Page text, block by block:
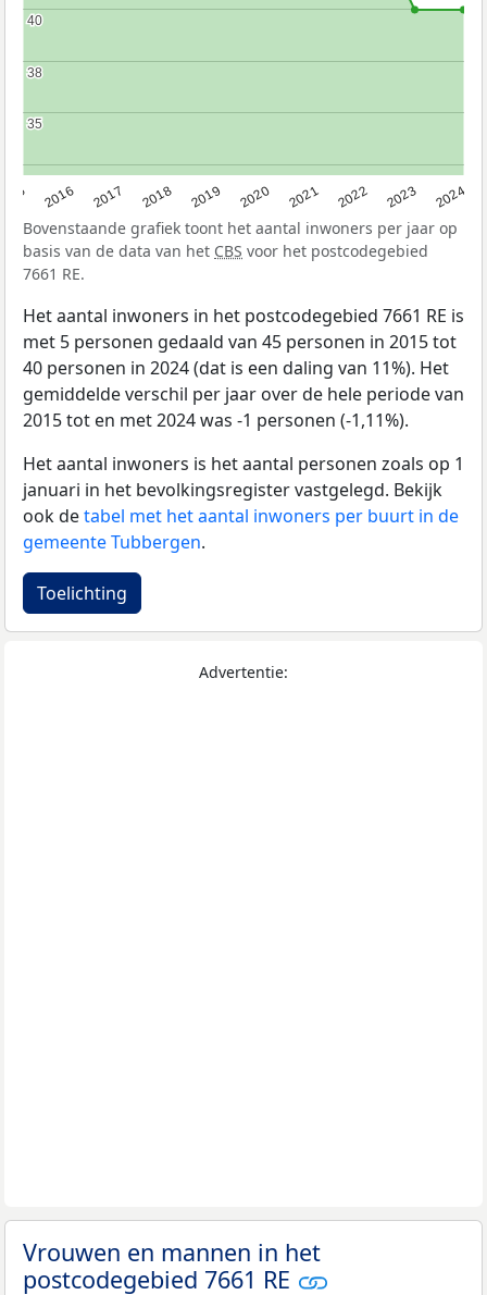
2016 2017 2018 2019 2020 2021 2022 2023 2024
35
35
38
38
40
40
Bovenstaande grafiek toont het aantal inwoners per jaar op
basis van de data van het CBS voor het postcodegebied
7661 RE.
Het aantal inwoners in het postcodegebied 7661 RE is
met 5 personen gedaald van 45 personen in 2015 tot
40 personen in 2024 (dat is een daling van 11%). Het
gemiddelde verschil per jaar over de hele periode van
2015 tot en met 2024 was -1 personen (-1,11%).
Het aantal inwoners is het aantal personen zoals op 1
januari in het bevolkingsregister vastgelegd. Bekijk
ook detabel met het aantal inwoners per buurt in de
gemeente Tubbergen.
Toelichting
Advertentie:
Vrouwen en mannen in het
postcodegebied 7661 RE